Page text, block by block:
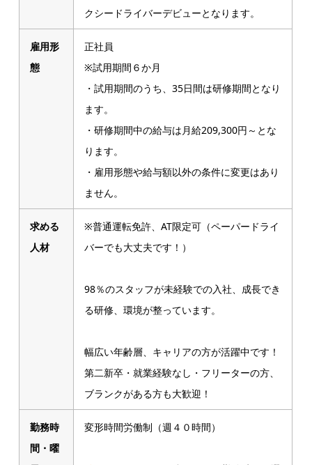
クシードライバーデビューとなります。
雇用形
態
正社員
※試用期間６か月
・試用期間のうち、35日間は研修期間となり
ます。
・研修期間中の給与は月給209,300円～とな
ります。
・雇用形態や給与額以外の条件に変更はあり
ません。
求める
人材
※普通運転免許、AT限定可（ペーパードライ
バーでも大丈夫です！）
98％のスタッフが未経験での入社、成長でき
る研修、環境が整っています。
幅広い年齢層、キャリアの方が活躍中です！
第二新卒・就業経験なし・フリーターの方、
ブランクがある方も大歓迎！
勤務時
間・曜
変形時間労働制（週４０時間）